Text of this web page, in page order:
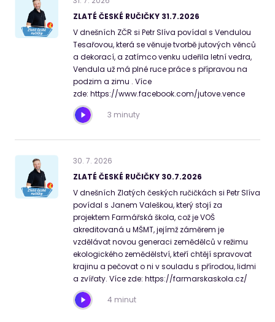
ZLATÉ ČESKÉ RUČIČKY 31.7.2026
V dnešních ZČR si Petr Slíva povídal s Vendulou
Tesařovou, která se věnuje tvorbě jutových věnců
a dekorací, a zatímco venku udeřila letní vedra,
Vendula už má plné ruce práce s přípravou na
podzim a zimu . Více
zde: https://www.facebook.com/jutove.vence
3 minuty
30. 7. 2026
ZLATÉ ČESKÉ RUČIČKY 30.7.2026
V dnešních Zlatých českých ručičkách si Petr Slíva
povídal s Janem Valeškou, který stojí za
projektem Farmářská škola, což je VOŠ
akreditovaná u MŠMT, jejímž záměrem je
vzdělávat novou generaci zemědělců v režimu
ekologického zemědělství, kteří chtějí spravovat
krajinu a pečovat o ni v souladu s přírodou, lidmi
a zvířaty. Více zde: https://farmarskaskola.cz/
4 minut